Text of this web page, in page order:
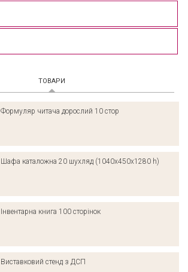
ТОВАРИ
Формуляр читача дорослий 10 стор
Шафа каталожна 20 шухляд (1040х450х1280 h)
Інвентарна книга 100 сторінок
Виставковий стенд з ДСП